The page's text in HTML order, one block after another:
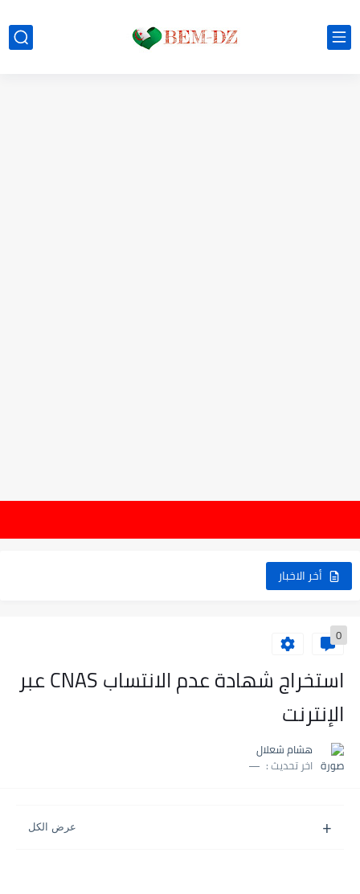
أخر الاخبار
0
استخراج شهادة عدم الانتساب CNAS عبر
الإنترنت
هشام شعلال
اخر تحديث :